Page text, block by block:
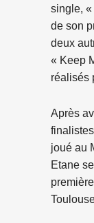
single, «
de son
deux
« Keep
réalisés
Après
joué au
Etane